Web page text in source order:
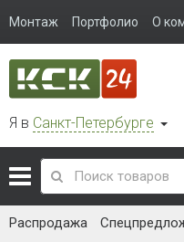
Монтаж Портфолио О
Я в Санкт-Петербурге
Распродажа